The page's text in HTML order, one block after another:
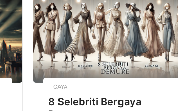
GAYA
8 Selebriti Bergaya